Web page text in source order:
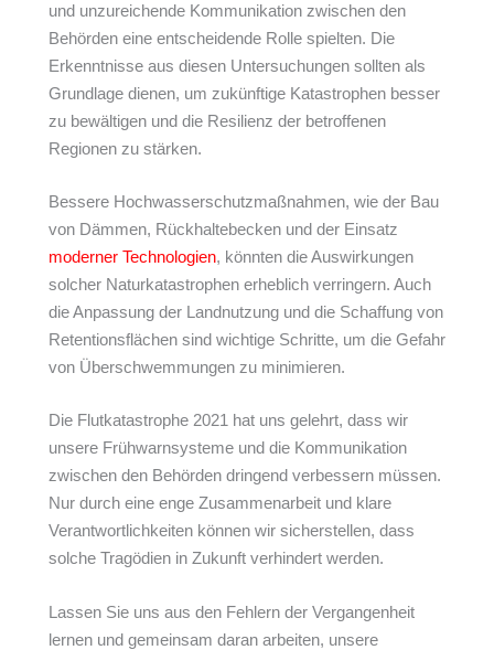
und unzureichende Kommunikation zwischen den
Behörden eine entscheidende Rolle spielten. Die
Erkenntnisse aus diesen Untersuchungen sollten als
Grundlage dienen, um zukünftige Katastrophen besser
zu bewältigen und die Resilienz der betroffenen
Regionen zu stärken.
Bessere Hochwasserschutzmaßnahmen, wie der Bau
von Dämmen, Rückhaltebecken und der Einsatz
moderner Technologien, könnten die Auswirkungen
solcher Naturkatastrophen erheblich verringern. Auch
die Anpassung der Landnutzung und die Schaffung von
Retentionsflächen sind wichtige Schritte, um die Gefahr
von Überschwemmungen zu minimieren.
Die Flutkatastrophe 2021 hat uns gelehrt, dass wir
unsere Frühwarnsysteme und die Kommunikation
zwischen den Behörden dringend verbessern müssen.
Nur durch eine enge Zusammenarbeit und klare
Verantwortlichkeiten können wir sicherstellen, dass
solche Tragödien in Zukunft verhindert werden.
Lassen Sie uns aus den Fehlern der Vergangenheit
lernen und gemeinsam daran arbeiten, unsere